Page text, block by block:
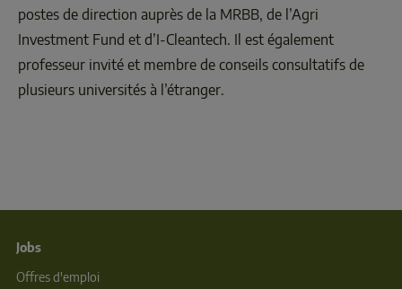
postes de direction auprès de la MRBB, de l’Agri
Investment Fund et d’I-Cleantech. Il est également
professeur invité et membre de conseils consultatifs de
plusieurs universités à l’étranger.
Jobs
Offres d'emploi